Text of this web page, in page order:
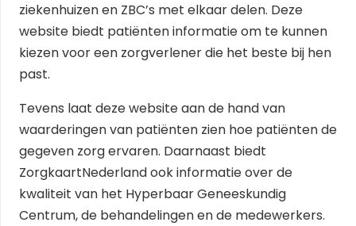
ziekenhuizen en ZBC’s met elkaar delen. Deze
website biedt patiënten informatie om te kunnen
kiezen voor een zorgverlener die het beste bij hen
past.
Tevens laat deze website aan de hand van
waarderingen van patiënten zien hoe patiënten de
gegeven zorg ervaren. Daarnaast biedt
ZorgkaartNederland ook informatie over de
kwaliteit van het Hyperbaar Geneeskundig
Centrum, de behandelingen en de medewerkers.